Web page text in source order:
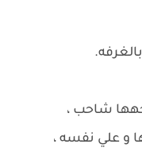
شاحب ،
و علي نفسه ،